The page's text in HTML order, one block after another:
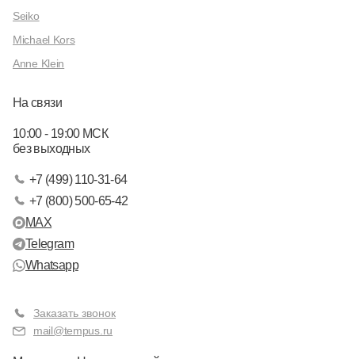
Seiko
Michael Kors
Anne Klein
На связи
10:00 - 19:00 МСК
без выходных
+7 (499) 110-31-64
+7 (800) 500-65-42
MAX
Telegram
Whatsapp
Заказать звонок
mail@tempus.ru